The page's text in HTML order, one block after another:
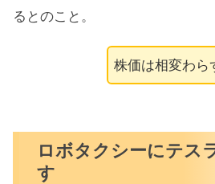
るとのこと。
株価は相変わら
ロボタクシーにテス
す